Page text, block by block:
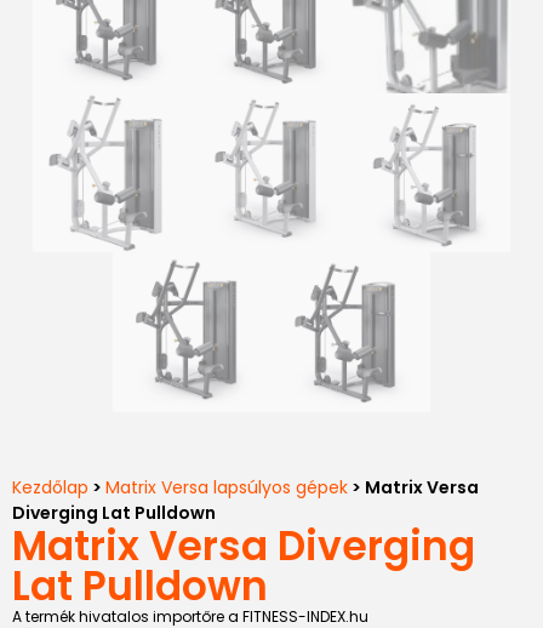
Kezdőlap > Matrix Versa lapsúlyos gépek > Matrix Versa
Diverging Lat Pulldown
Matrix Versa Diverging
Lat Pulldown
A termék hivatalos importőre a FITNESS-INDEX.hu